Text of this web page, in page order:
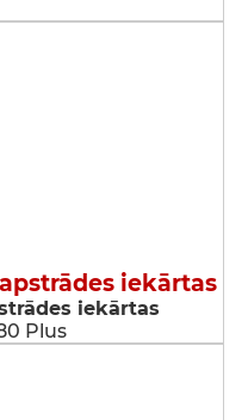
iekārtas
iekārtas
Plus